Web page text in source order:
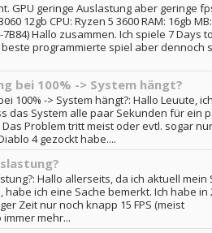
GPU geringe Auslastung aber geringe
12gb CPU: Ryzen 5 3600 RAM: 16gb
7B84) Hallo zusammen. Ich spiele 7 Days
programmierte spiel aber dennoch
bei 100% -> System hängt?
100% -> System hängt?: Hallo Leuute,
das System alle paar Sekunden für ein
Problem tritt meist oder evtl. sogar
4 gezockt habe....
Hallo allerseits, da ich aktuell mein
ich eine Sache bemerkt. Ich habe in
Zeit nur noch knapp 15 FPS (meist
mehr...